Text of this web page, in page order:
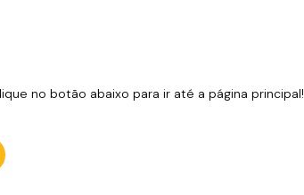
no botão abaixo para ir até a página principal!